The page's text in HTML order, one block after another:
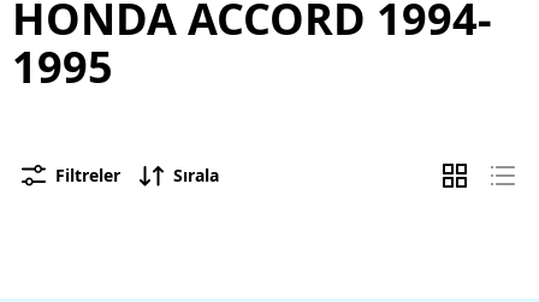
HONDA ACCORD 1994-
1995
Filtreler Sırala